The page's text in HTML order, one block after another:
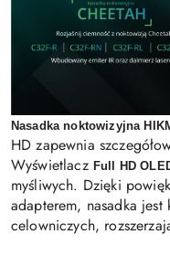
Nasadka noktowizyjna
HD zapewnia
Wyświetlacz Full HD
myśliwych. Dzięki
adapterem, nasadka
celowniczych,